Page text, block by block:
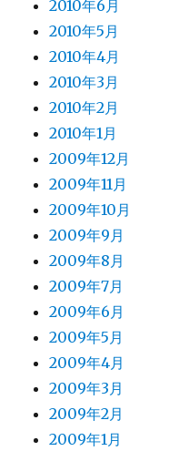
2010年6月
2010年5月
2010年4月
2010年3月
2010年2月
2010年1月
2009年12月
2009年11月
2009年10月
2009年9月
2009年8月
2009年7月
2009年6月
2009年5月
2009年4月
2009年3月
2009年2月
2009年1月